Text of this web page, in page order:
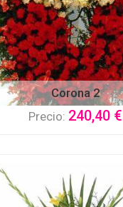
Corona 2
Precio: 240,40 €